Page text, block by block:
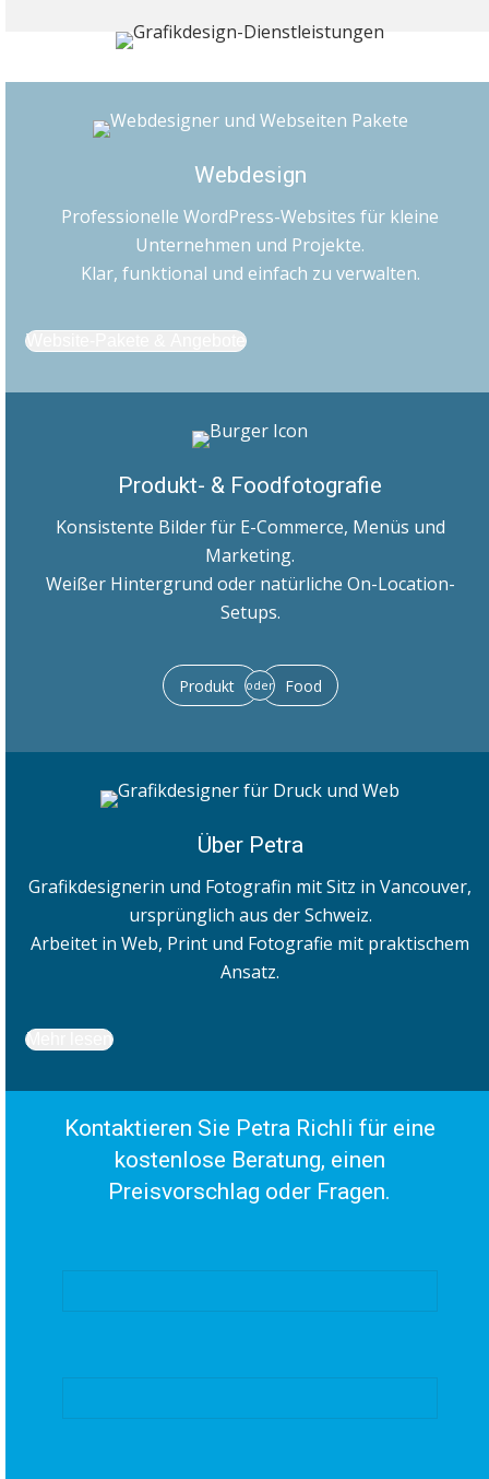
Webdesign
Professionelle WordPress-Websites für kleine
Unternehmen und Projekte.
Klar, funktional und einfach zu verwalten.
Website-Pakete & Angebote
Produkt- & Foodfotografie
Konsistente Bilder für E-Commerce, Menüs und
Marketing.
Weißer Hintergrund oder natürliche On-Location-
Setups.
Produkt oder Food
Über Petra
Grafikdesignerin und Fotografin mit Sitz in Vancouver,
ursprünglich aus der Schweiz.
Arbeitet in Web, Print und Fotografie mit praktischem
Ansatz.
Mehr lesen
Kontaktieren Sie Petra Richli für eine
kostenlose Beratung, einen
Preisvorschlag oder Fragen.